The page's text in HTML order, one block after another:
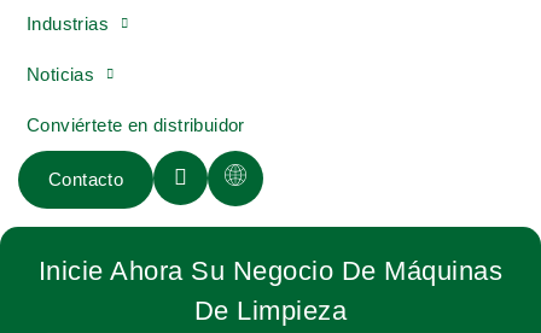
Industrias
Noticias
Conviértete en distribuidor
Contacto
Inicie Ahora Su Negocio De Máquinas
De Limpieza